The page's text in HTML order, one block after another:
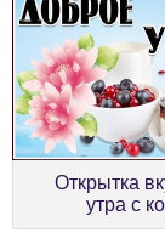
Открытка
утра с